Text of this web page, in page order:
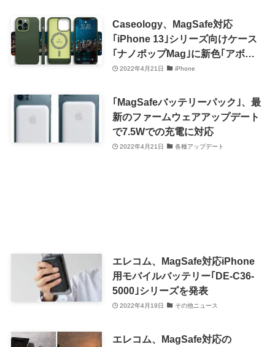
Caseology、MagSafe対応
｢iPhone 13｣シリーズ向けケース
｢ナノポップMag｣に新色｢アボグ
リーン｣を追加
2022年4月21日 iPhone
｢MagSafeバッテリーパック｣、最
新のファームウェアアップデート
で7.5Wでの充電に対応
2022年4月21日 各種アップデート
エレコム、MagSafe対応iPhone
用モバイルバッテリー｢DE-C36-
5000｣シリーズを発表
2022年4月19日 その他ニュース
エレコム、MagSafe対応の